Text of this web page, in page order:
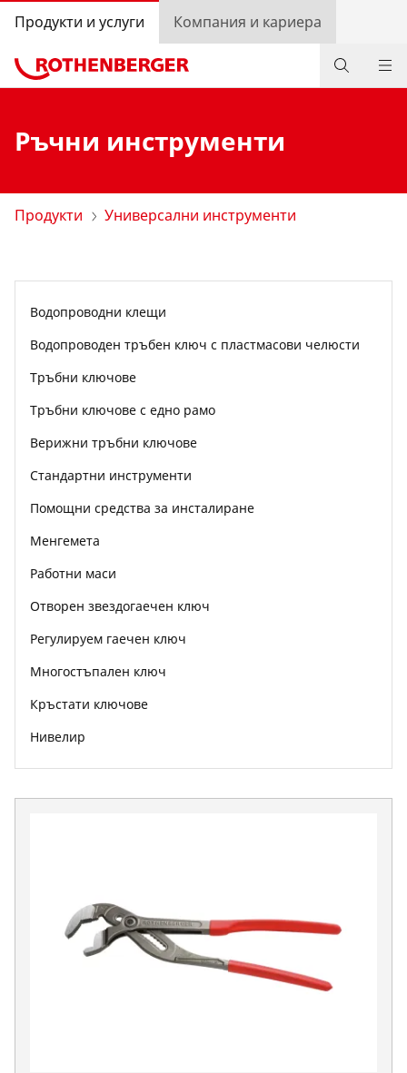
Продукти и услуги Компания и кариера
Услуги
Бонус програма на ROTHENBERGER
Вход
Компания и кариера
Ръчни инструменти
Продукти Универсални инструменти
Водопроводни клещи
Водопроводен тръбен ключ с пластмасови челюсти
Тръбни ключове
Тръбни ключове с едно рамо
Верижни тръбни ключове
Стандартни инструменти
Помощни средства за инсталиране
Менгемета
Работни маси
Отворен звездогаечен ключ
Регулируем гаечен ключ
Многостъпален ключ
Кръстати ключове
Нивелир